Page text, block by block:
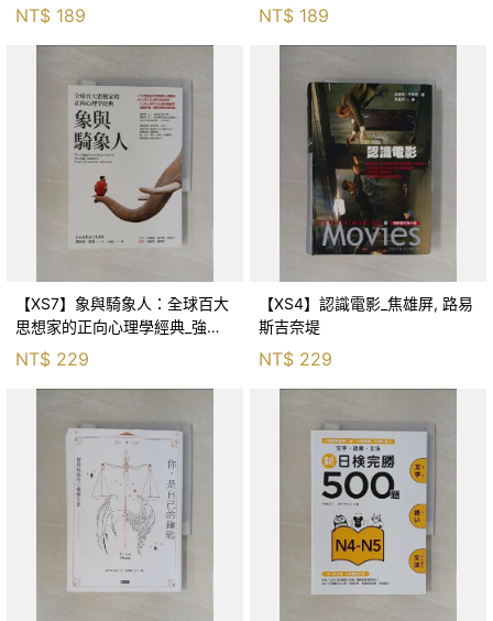
株式會社, 張東君
NT$ 189 NT$ 189
【XS7】象與騎象人：全球百大
思想家的正向心理學經典_強納
森．海德, 李靜瑤
NT$ 229
【XS4】認識電影_焦雄屏, 路易
斯吉奈堤
NT$ 229